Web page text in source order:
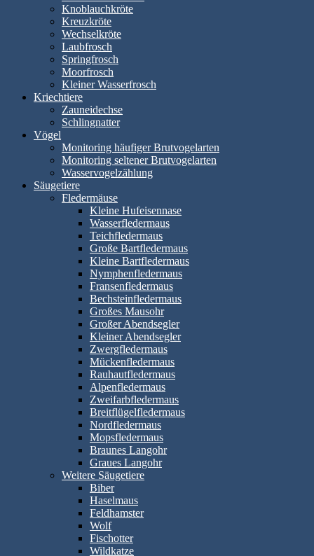
Knoblauchkröte
Kreuzkröte
Wechselkröte
Laubfrosch
Springfrosch
Moorfrosch
Kleiner Wasserfrosch
Kriechtiere
Zauneidechse
Schlingnatter
Vögel
Monitoring häufiger Brutvogelarten
Monitoring seltener Brutvogelarten
Wasservogelzählung
Säugetiere
Fledermäuse
Kleine Hufeisennase
Wasserfledermaus
Teichfledermaus
Große Bartfledermaus
Kleine Bartfledermaus
Nymphenfledermaus
Fransenfledermaus
Bechsteinfledermaus
Großes Mausohr
Großer Abendsegler
Kleiner Abendsegler
Zwergfledermaus
Mückenfledermaus
Rauhautfledermaus
Alpenfledermaus
Zweifarbfledermaus
Breitflügelfledermaus
Nordfledermaus
Mopsfledermaus
Braunes Langohr
Graues Langohr
Weitere Säugetiere
Biber
Haselmaus
Feldhamster
Wolf
Fischotter
Wildkatze